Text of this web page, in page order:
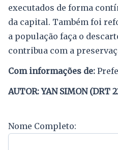
executados de forma
da capital. Também foi
a população faça o
contribua com a
Com informações de:
AUTOR: YAN SIMON (DRT
Nome Completo: